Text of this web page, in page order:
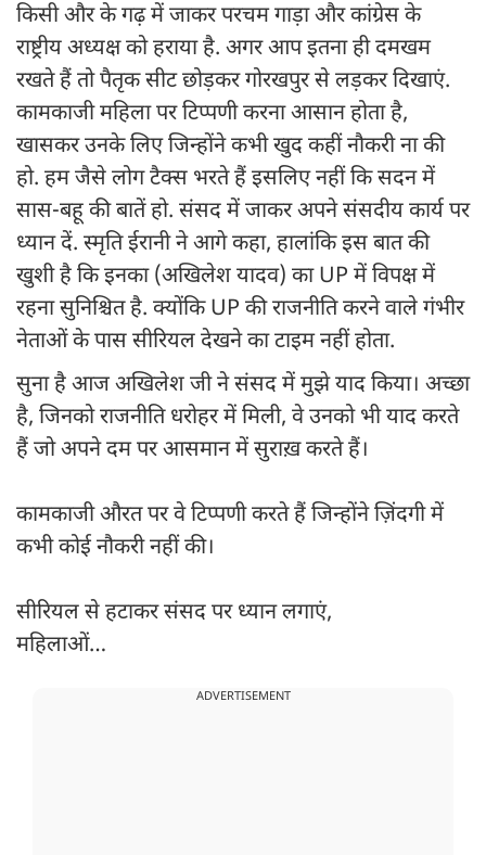
किसी और के गढ़ में जाकर परचम गाड़ा और कांग्रेस के
राष्ट्रीय अध्यक्ष को हराया है. अगर आप इतना ही दमखम
रखते हैं तो पैतृक सीट छोड़कर गोरखपुर से लड़कर दिखाएं.
कामकाजी महिला पर टिप्पणी करना आसान होता है,
खासकर उनके लिए जिन्होंने कभी खुद कहीं नौकरी ना की
हो. हम जैसे लोग टैक्स भरते हैं इसलिए नहीं कि सदन में
सास-बहू की बातें हो. संसद में जाकर अपने संसदीय कार्य पर
ध्यान दें. स्मृति ईरानी ने आगे कहा, हालांकि इस बात की
खुशी है कि इनका (अखिलेश यादव) का UP में विपक्ष में
रहना सुनिश्चित है. क्योंकि UP की राजनीति करने वाले गंभीर
नेताओं के पास सीरियल देखने का टाइम नहीं होता.
सुना है आज अखिलेश जी ने संसद में मुझे याद किया। अच्छा
है, जिनको राजनीति धरोहर में मिली, वे उनको भी याद करते
हैं जो अपने दम पर आसमान में सुराख़ करते हैं।
कामकाजी औरत पर वे टिप्पणी करते हैं जिन्होंने ज़िंदगी में
कभी कोई नौकरी नहीं की।
सीरियल से हटाकर संसद पर ध्यान लगाएं,
महिलाओं…
ADVERTISEMENT